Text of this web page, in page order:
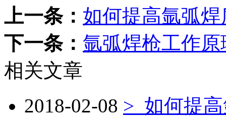
上一条： 如何提高氩弧焊
下一条： 氩弧焊枪工作
相关文章
2018-02-08 > 如何提